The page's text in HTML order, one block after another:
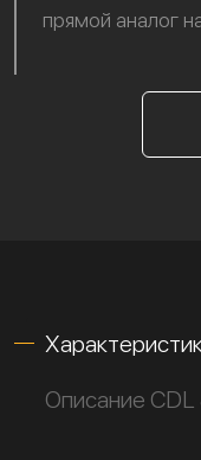
прямой аналог
Описание